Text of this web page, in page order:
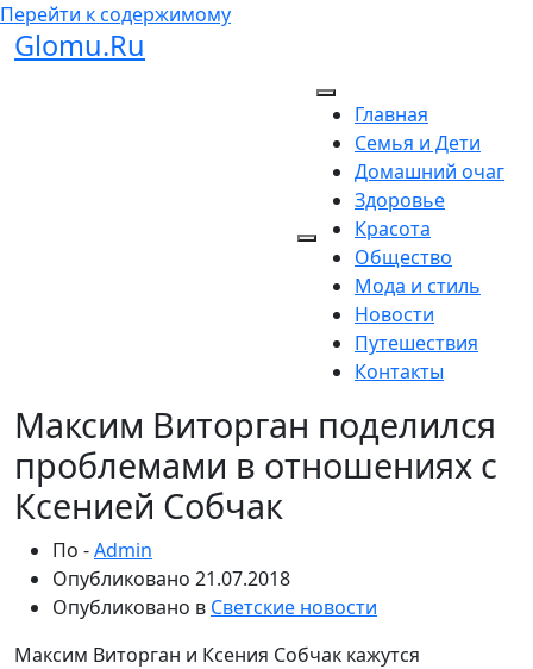
Перейти к содержимому
Glomu.Ru
Главная
Семья и Дети
Домашний очаг
Здоровье
Красота
Общество
Мода и стиль
Новости
Путешествия
Контакты
Максим Виторган поделился
проблемами в отношениях с
Ксенией Собчак
По -Admin
Опубликовано 21.07.2018
Опубликовано в Светские новости
Максим Виторган и Ксения Собчак кажутся